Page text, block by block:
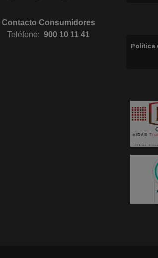
Contacto Consumidores
Teléfono:900 10 11 41
Política